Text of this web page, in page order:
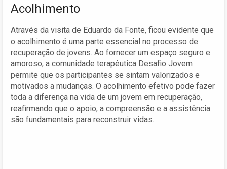
Acolhimento
Através da visita de Eduardo da Fonte, ficou evidente que
o acolhimento é uma parte essencial no processo de
recuperação de jovens. Ao fornecer um espaço seguro e
amoroso, a comunidade terapêutica Desafio Jovem
permite que os participantes se sintam valorizados e
motivados a mudanças. O acolhimento efetivo pode fazer
toda a diferença na vida de um jovem em recuperação,
reafirmando que o apoio, a compreensão e a assistência
são fundamentais para reconstruir vidas.